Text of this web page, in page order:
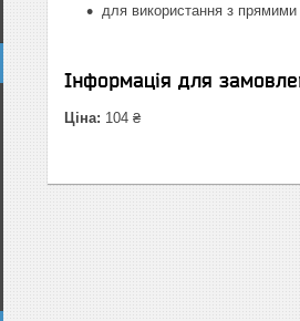
для використання з
Інформація для
Ціна: 104 ₴